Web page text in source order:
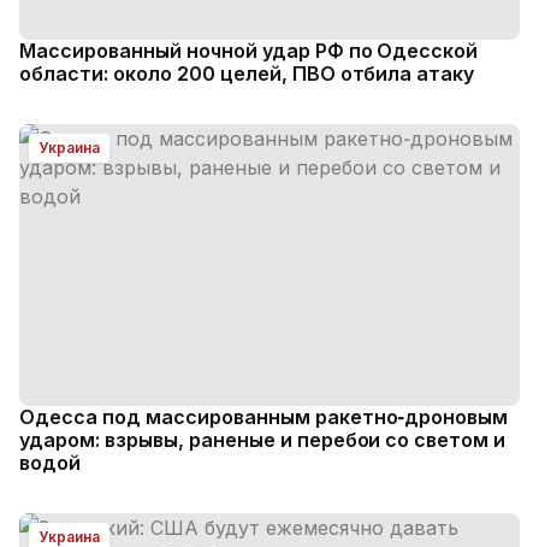
Массированный ночной удар РФ по Одесской
области: около 200 целей, ПВО отбила атаку
Украина
Одесса под массированным ракетно‑дроновым
ударом: взрывы, раненые и перебои со светом и
водой
Украина